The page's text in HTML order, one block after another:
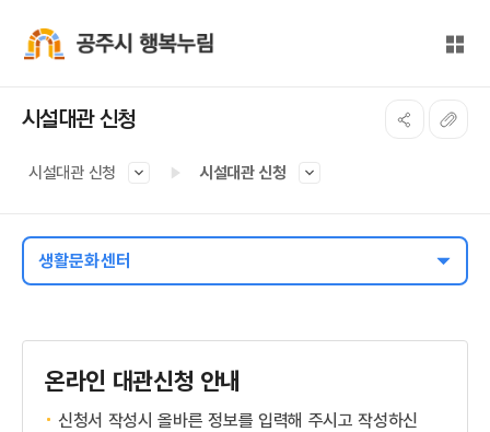
전체
시설대관 신청
시설대관 신청 시설대관 신청
생활문화센터
온라인 대관신청 안내
신청서 작성시 올바른 정보를 입력해 주시고 작성하신